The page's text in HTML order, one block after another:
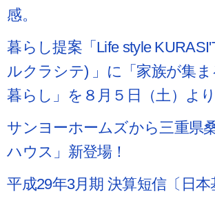
感。
暮らし提案「Life style
ルクラシテ) 」に「家族が集
暮らし」を８月５日（土）よ
サンヨーホームズから三重県
ハウス」新登場！
平成29年3月期 決算短信〔日